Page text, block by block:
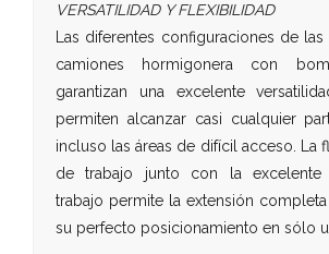
VERSATILIDAD Y FLEXIBILIDAD
Las diferentes configuraciones de
camiones hormigonera con
garantizan una excelente
permiten alcanzar casi cualquier
incluso las áreas de difícil acceso. La
de trabajo junto con la excelente
trabajo permite la extensión
su perfecto posicionamiento en sólo